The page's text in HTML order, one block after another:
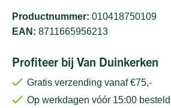
Productnummer: 010418750109
EAN: 8711665956213
Profiteer bij Van Duinkerken
Gratis verzending vanaf €75,-
Op werkdagen vóór 15:00